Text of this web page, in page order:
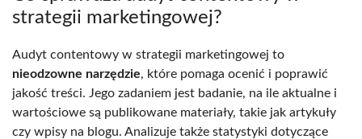
strategii marketingowej?
Audyt contentowy w strategii marketingowej to
nieodzowne narzędzie, które pomaga ocenić i poprawić
jakość treści. Jego zadaniem jest badanie, na ile aktualne i
wartościowe są publikowane materiały, takie jak artykuły
czy wpisy na blogu. Analizuje także statystyki dotyczące